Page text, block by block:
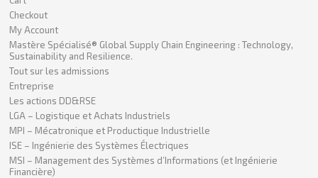
Checkout
My Account
Mastère Spécialisé® Global Supply Chain Engineering : Technology,
Sustainability and Resilience.
Tout sur les admissions
Entreprise
Les actions DD&RSE
LGA – Logistique et Achats Industriels
MPI – Mécatronique et Productique Industrielle
ISE – Ingénierie des Systèmes Électriques
MSI – Management des Systèmes d’Informations (et Ingénierie
Financière)